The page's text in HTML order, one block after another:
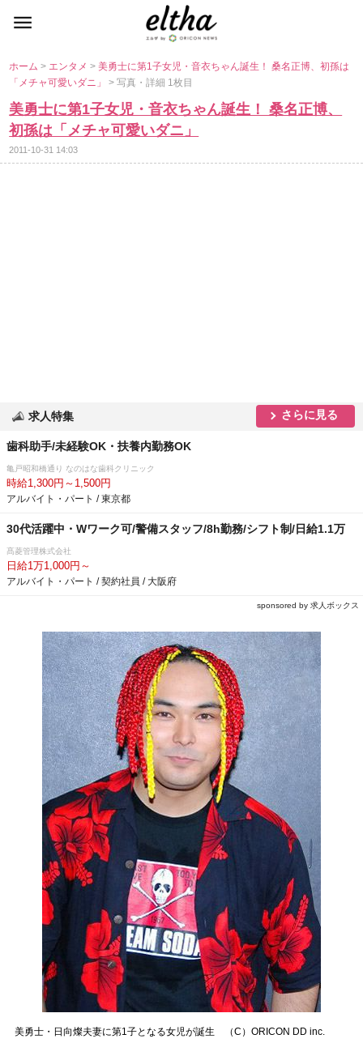
ホーム> エンタメ>美勇士に第1子女児・音衣ちゃん誕生！ 桑名正博、初孫は
「メチャ可愛いダニ」> 写真・詳細 1枚目
美勇士に第1子女児・音衣ちゃん誕生！ 桑名正博、
初孫は「メチャ可愛いダニ」
2011-10-31 14:03
求人特集 さらに見る
歯科助手/未経験OK・扶養内勤務OK
亀戸昭和橋通り なのはな歯科クリニック
時給1,300円～1,500円
アルバイト・パート / 東京都
30代活躍中・Wワーク可/警備スタッフ/8h勤務/シフト制/日給1.1万
髙菱管理株式会社
日給1万1,000円～
アルバイト・パート / 契約社員 / 大阪府
sponsored by 求人ボックス
美勇士・日向燦夫妻に第1子となる女児が誕生 （C）ORICON DD inc.